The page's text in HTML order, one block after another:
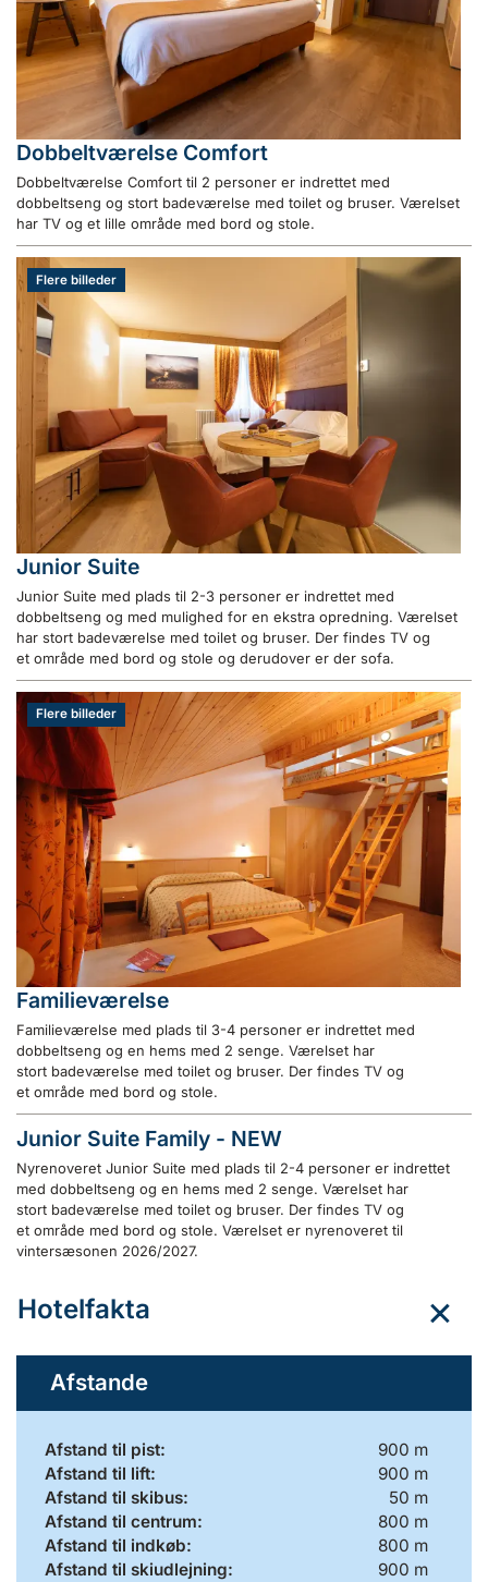
Dobbeltværelse Comfort
Dobbeltværelse Comfort til 2 personer er indrettet med
dobbeltseng og stort badeværelse med toilet og bruser. Værelset
har TV og et lille område med bord og stole.
Flere billeder
Junior Suite
Junior Suite med plads til 2-3 personer er indrettet med
dobbeltseng og med mulighed for en ekstra opredning. Værelset
har stort badeværelse med toilet og bruser. Der findes TV og
et område med bord og stole og derudover er der sofa.
Flere billeder
Familieværelse
Familieværelse med plads til 3-4 personer er indrettet med
dobbeltseng og en hems med 2 senge. Værelset har
stort badeværelse med toilet og bruser. Der findes TV og
et område med bord og stole.
Junior Suite Family - NEW
Nyrenoveret Junior Suite med plads til 2-4 personer er indrettet
med dobbeltseng og en hems med 2 senge. Værelset har
stort badeværelse med toilet og bruser. Der findes TV og
et område med bord og stole. Værelset er nyrenoveret til
vintersæsonen 2026/2027.
Hotelfakta
Afstande
Afstand til pist:
900 m
Afstand til lift:
900 m
Afstand til skibus:
50 m
Afstand til centrum:
800 m
Afstand til indkøb:
800 m
Afstand til skiudlejning:
900 m